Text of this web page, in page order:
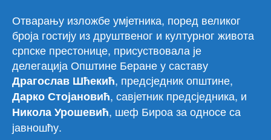
Отварању изложбе умјетника, поред великог
броја гостију из друштвеног и културног живота
српске престонице, присуствовала је
делегација Општине Беране у саставу
Драгослав Шћекић, предсједник општине,
Дарко Стојановић, савјетник предсједника, и
Никола Урошевић, шеф Бироа за односе са
јавношћу.